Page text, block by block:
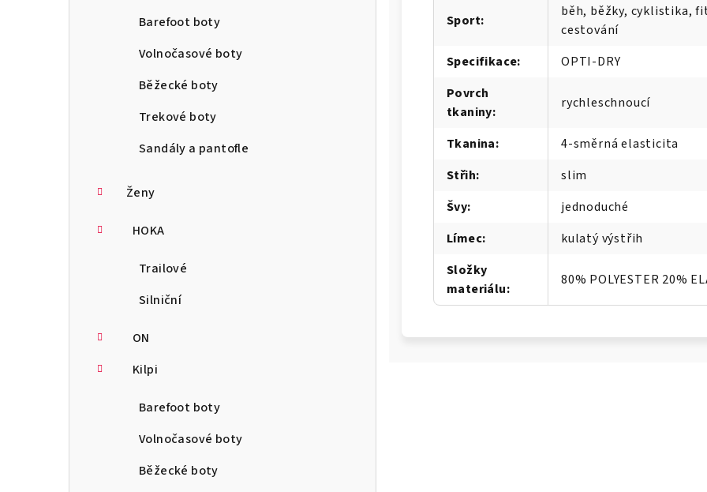
Barefoot boty
Volnočasové boty
Běžecké boty
Trekové boty
Sandály a pantofle
Ženy
HOKA
Trailové
Silniční
ON
Kilpi
Barefoot boty
Volnočasové boty
Běžecké boty
Sport:
běh, běžky, cyklistika,
cestování
Specifikace:
OPTI-DRY
Povrch
tkaniny:
rychleschnoucí
Tkanina:
4-směrná elasticita
Střih:
slim
Švy:
jednoduché
Límec:
kulatý výstřih
Složky
materiálu:
80% POLYESTER 20%